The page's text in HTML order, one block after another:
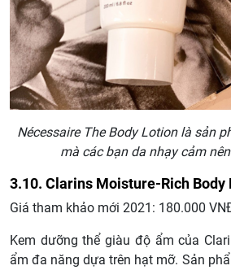
Nécessaire The Body Lotion là sản
mà các bạn da nhạy cảm
3.10. Clarins Moisture-Rich Body
Giá tham khảo mới 2021: 180.000
Kem dưỡng thể giàu độ ẩm của
ẩm đa năng dựa trên hạt mỡ. Sản